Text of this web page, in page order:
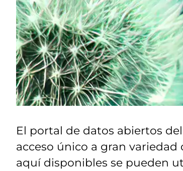
El portal de datos abiertos
acceso único a gran
aquí disponibles se pueden